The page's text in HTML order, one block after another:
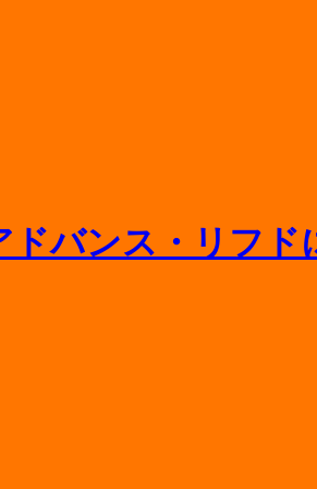
の寿命や浴槽交換の相場をプロが解説
や水回り一新のポイント
料金がかかるケースを徹底解説